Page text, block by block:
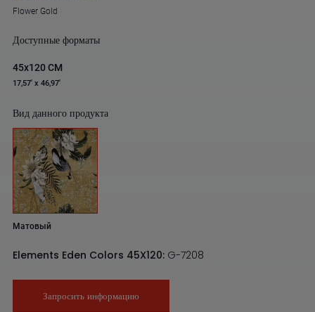
Flower Gold
Доступные форматы
45x120 CM
17,57' x 46,97'
Вид данного продукта
Матовый
Elements Eden Colors 45X120: G-7208
Запросить информацию